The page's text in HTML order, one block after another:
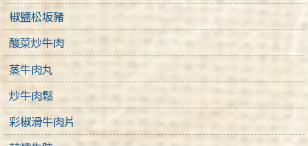
椒鹽松坂豬
酸菜炒牛肉
蒸牛肉丸
炒牛肉鬆
彩椒滑牛肉片